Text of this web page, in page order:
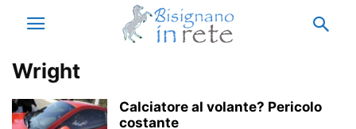
Wright
Calciatore al volante? Pericolo
costante